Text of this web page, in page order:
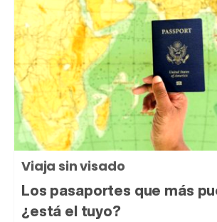
Viaja sin visado
Los pasaportes que más
¿está el tuyo?